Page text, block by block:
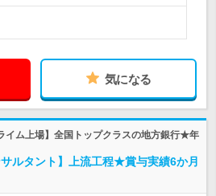
気になる
イム上場】全国トップクラスの地方銀行★年
ルタント】上流工程★賞与実績6か月